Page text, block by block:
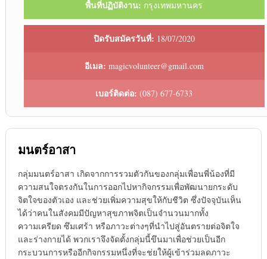
พื้นที่ปฏิบัติงาน: กรุงเทพมหานคร
ปิดรับสมัครวันที่: 18/07/2020
อีเมล: magicvolunteer@gmail.com
เบอร์ติดต่อ: (087) 677-6733
มนตร์อาสา
กลุ่มมนตร์อาสา เกิดจากการรวมตัวกันของกลุ่มเพื่อนพี่น้องที่มี
ความสนใจตรงกันในการออกไปหากิจกรรมเพื่อพัฒนายกระดับ
จิตใจของตัวเอง และช่วยเพิ่มความสุขให้กับชีวิต ซึ่งปัจจุบันเห็น
ได้ว่าคนในสังคมมีปัญหาสุขภาพจิตเป็นจำนวนมากทั้ง
ความเครียด ซึมเศร้า หรือภาวะต่างๆที่นำไปสู่อันตรายต่อจิตใจ
และร่างกายได้ พวกเราจึงจัดตั้งกลุ่มนี้ขึนมาเพื่อช่วยเป็นอีก
กระบวนการหรืออีกกิจกรรมหนึ่งที่จะช่ยให้ผู้เข้าร่วมลดภาวะ